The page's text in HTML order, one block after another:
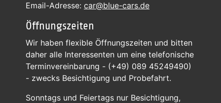
Email-Adresse: car@blue-cars.de
Öffnungszeiten
Wir haben flexible Öffnungszeiten und bitten
daher alle Interessenten um eine telefonische
Terminvereinbarung - (+49) 089 45249490)
- zwecks Besichtigung und Probefahrt.
Sonntags und Feiertags nur Besichtigung,